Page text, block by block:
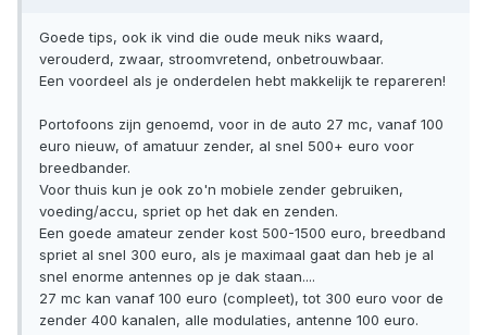
Goede tips, ook ik vind die oude meuk niks waard,
verouderd, zwaar, stroomvretend, onbetrouwbaar.
Een voordeel als je onderdelen hebt makkelijk te repareren!
Portofoons zijn genoemd, voor in de auto 27 mc, vanaf 100
euro nieuw, of amatuur zender, al snel 500+ euro voor
breedbander.
Voor thuis kun je ook zo'n mobiele zender gebruiken,
voeding/accu, spriet op het dak en zenden.
Een goede amateur zender kost 500-1500 euro, breedband
spriet al snel 300 euro, als je maximaal gaat dan heb je al
snel enorme antennes op je dak staan....
27 mc kan vanaf 100 euro (compleet), tot 300 euro voor de
zender 400 kanalen, alle modulaties, antenne 100 euro.